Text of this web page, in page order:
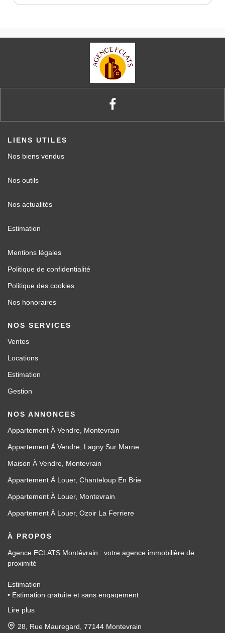
LIENS UTILES
Nos biens vendus
Nos outils
Nos actualités
Estimation
Mentions légales
Politique de confidentialité
Politique des cookies
Nos honoraires
NOS SERVICES
Ventes
Locations
Estimation
Gestion
NOS ANNONCES
Appartement À Vendre, Montevrain
Appartement À Vendre, Lagny Sur Marne
Maison À Vendre, Montevrain
Appartement À Louer, Chanteloup En Brie
Appartement À Louer, Montevrain
Appartement À Louer, Ozoir La Ferriere
À PROPOS
Agence ECLATS Montévrain : votre agence immobilière de
proximité
Estimation
• Estimation gratuite et sans engagement
• Accompagnement administratif
Vente
Lire plus
28, Rue Mauregard, 77144 Montevrain